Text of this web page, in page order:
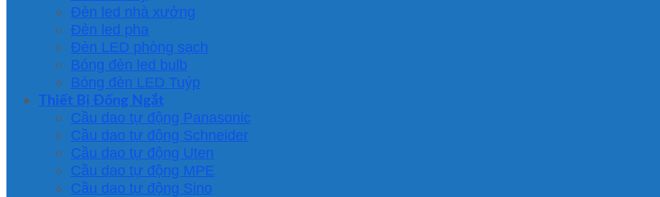
Đèn led nhà xưởng
Đèn led pha
Đèn LED phòng sạch
Bóng đèn led bulb
Bóng đèn LED Tuýp
Thiết Bị Đống Ngắt
Cầu dao tự động Panasonic
Cầu dao tự động Schneider
Cầu dao tự động Uten
Cầu dao tự động MPE
Cầu dao tự động Sino